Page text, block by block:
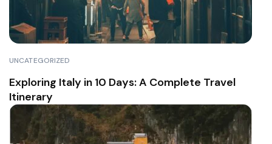
UNCATEGORIZED
Exploring Italy in 10 Days: A Complete Travel
Itinerary